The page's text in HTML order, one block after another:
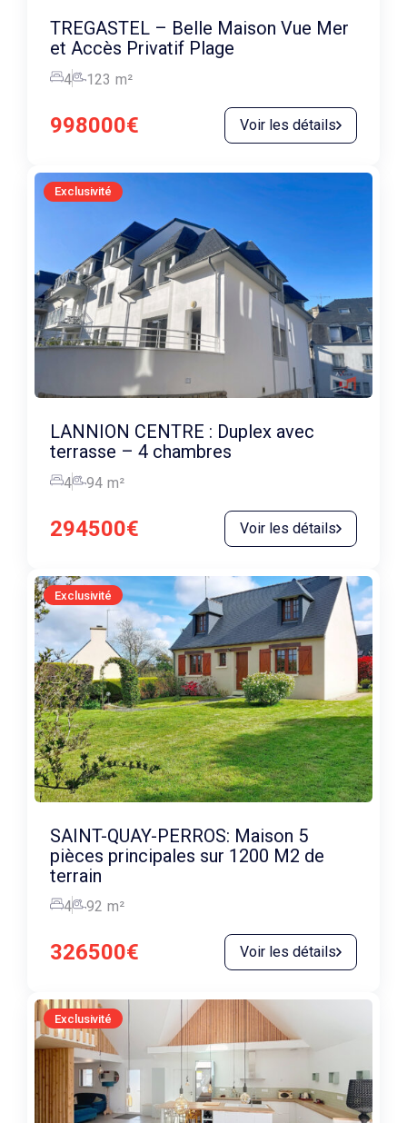
TREGASTEL – Belle Maison Vue Mer
et Accès Privatif Plage
4 123 m²
998000€ Voir les détails
Exclusivité
LANNION CENTRE : Duplex avec
terrasse – 4 chambres
4 94 m²
294500€ Voir les détails
Exclusivité
SAINT-QUAY-PERROS: Maison 5
pièces principales sur 1200 M2 de
terrain
4 92 m²
326500€ Voir les détails
Exclusivité